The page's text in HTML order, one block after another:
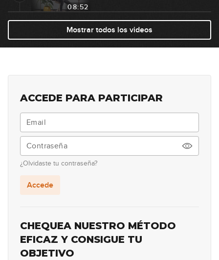
08:52
5
00:30
Lick #4 Blues
6
00:32
8
10
00:35
Lick #9 Rock
Mostrar todos los videos
ACCEDE PARA PARTICIPAR
¿Olvidaste tu contraseña?
Accede
CHEQUEA NUESTRO MÉTODO
EFICAZ Y CONSIGUE TU
OBJETIVO